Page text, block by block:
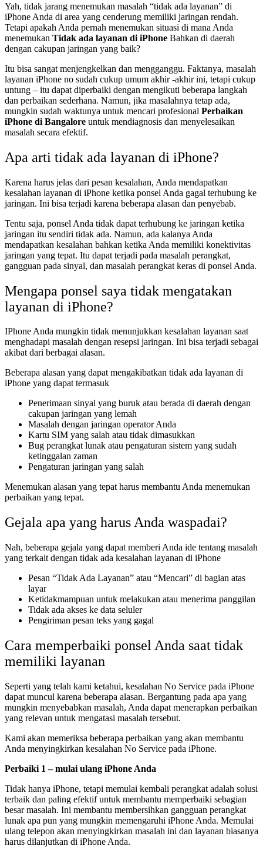
Yah, tidak jarang menemukan masalah “tidak ada layanan” di
iPhone Anda di area yang cenderung memiliki jaringan rendah.
Tetapi apakah Anda pernah menemukan situasi di mana Anda
menemukan Tidak ada layanan di iPhone Bahkan di daerah
dengan cakupan jaringan yang baik?
Itu bisa sangat menjengkelkan dan mengganggu. Faktanya, masalah
layanan iPhone no sudah cukup umum akhir -akhir ini, tetapi cukup
untung – itu dapat diperbaiki dengan mengikuti beberapa langkah
dan perbaikan sederhana. Namun, jika masalahnya tetap ada,
mungkin sudah waktunya untuk mencari profesional Perbaikan
iPhone di Bangalore untuk mendiagnosis dan menyelesaikan
masalah secara efektif.
Apa arti tidak ada layanan di iPhone?
Karena harus jelas dari pesan kesalahan, Anda mendapatkan
kesalahan layanan di iPhone ketika ponsel Anda gagal terhubung ke
jaringan. Ini bisa terjadi karena beberapa alasan dan penyebab.
Tentu saja, ponsel Anda tidak dapat terhubung ke jaringan ketika
jaringan itu sendiri tidak ada. Namun, ada kalanya Anda
mendapatkan kesalahan bahkan ketika Anda memiliki konektivitas
jaringan yang tepat. Itu dapat terjadi pada masalah perangkat,
gangguan pada sinyal, dan masalah perangkat keras di ponsel Anda.
Mengapa ponsel saya tidak mengatakan
layanan di iPhone?
IPhone Anda mungkin tidak menunjukkan kesalahan layanan saat
menghadapi masalah dengan resepsi jaringan. Ini bisa terjadi sebagai
akibat dari berbagai alasan.
Beberapa alasan yang dapat mengakibatkan tidak ada layanan di
iPhone yang dapat termasuk
Penerimaan sinyal yang buruk atau berada di daerah dengan
cakupan jaringan yang lemah
Masalah dengan jaringan operator Anda
Kartu SIM yang salah atau tidak dimasukkan
Bug perangkat lunak atau pengaturan sistem yang sudah
ketinggalan zaman
Pengaturan jaringan yang salah
Menemukan alasan yang tepat harus membantu Anda menemukan
perbaikan yang tepat.
Gejala apa yang harus Anda waspadai?
Nah, beberapa gejala yang dapat memberi Anda ide tentang masalah
yang terkait dengan tidak ada kesalahan layanan di iPhone
Pesan “Tidak Ada Layanan” atau “Mencari” di bagian atas
layar
Ketidakmampuan untuk melakukan atau menerima panggilan
Tidak ada akses ke data seluler
Pengiriman pesan teks yang gagal
Cara memperbaiki ponsel Anda saat tidak
memiliki layanan
Seperti yang telah kami ketahui, kesalahan No Service pada iPhone
dapat muncul karena beberapa alasan. Bergantung pada apa yang
mungkin menyebabkan masalah, Anda dapat menerapkan perbaikan
yang relevan untuk mengatasi masalah tersebut.
Kami akan memeriksa beberapa perbaikan yang akan membantu
Anda menyingkirkan kesalahan No Service pada iPhone.
Perbaiki 1 – mulai ulang iPhone Anda
Tidak hanya iPhone, tetapi memulai kembali perangkat adalah solusi
terbaik dan paling efektif untuk membantu memperbaiki sebagian
besar masalah. Ini membantu membersihkan gangguan perangkat
lunak apa pun yang mungkin memengaruhi iPhone Anda. Memulai
ulang telepon akan menyingkirkan masalah ini dan layanan biasanya
harus dilanjutkan di iPhone Anda.